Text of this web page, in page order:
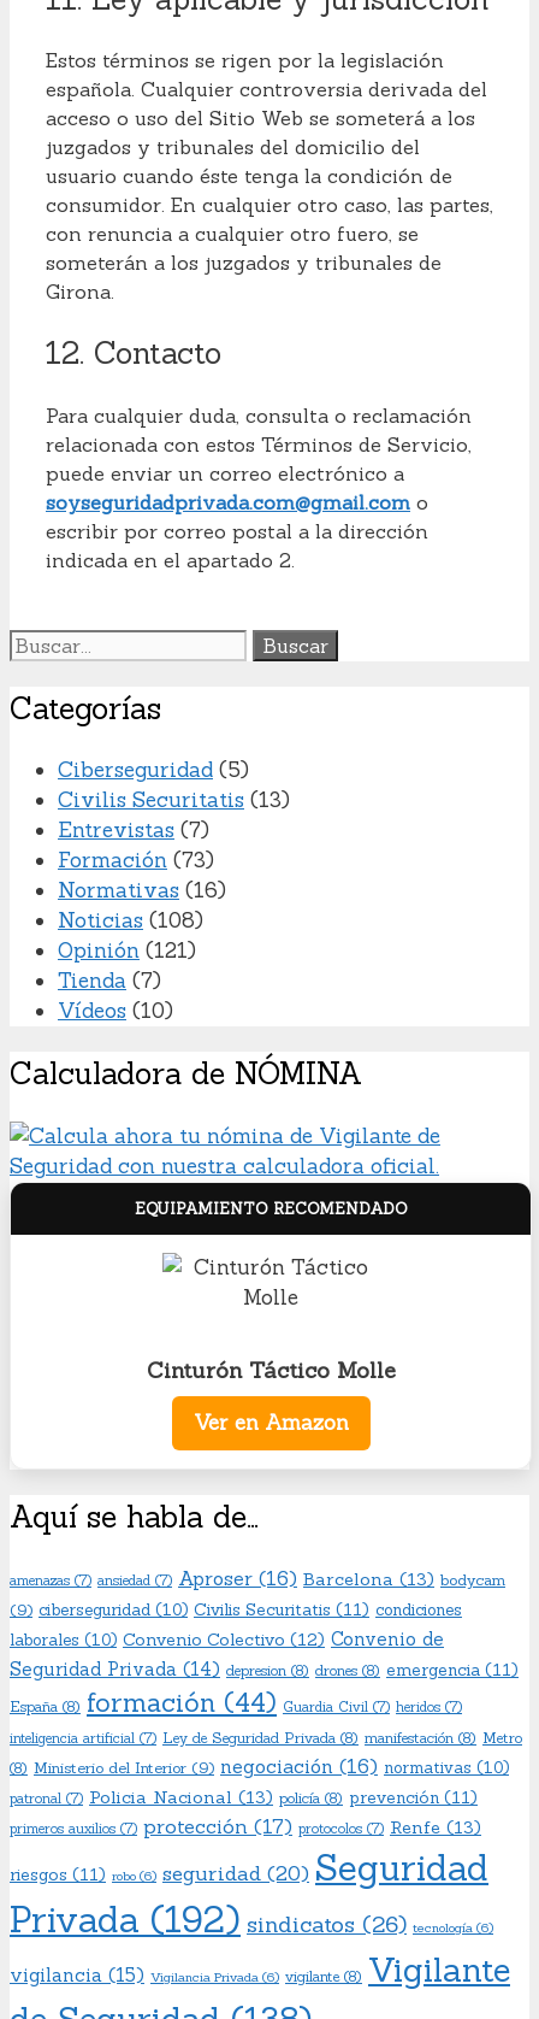
Estos términos se rigen por la legislación
española. Cualquier controversia derivada del
acceso o uso del Sitio Web se someterá a los
juzgados y tribunales del domicilio del
usuario cuando éste tenga la condición de
consumidor. En cualquier otro caso, las partes,
con renuncia a cualquier otro fuero, se
someterán a los juzgados y tribunales de
Girona.
12. Contacto
Para cualquier duda, consulta o reclamación
relacionada con estos Términos de Servicio,
puede enviar un correo electrónico a
soyseguridadprivada.com@gmail.com o
escribir por correo postal a la dirección
indicada en el apartado 2.
Buscar:
Categorías
Ciberseguridad (5)
Civilis Securitatis (13)
Entrevistas (7)
Formación (73)
Normativas (16)
Noticias (108)
Opinión (121)
Tienda (7)
Vídeos (10)
Calculadora de NÓMINA
EQUIPAMIENTO RECOMENDADO
Cinturón Táctico Molle
Ver en Amazon
Aquí se habla de…
amenazas (7) ansiedad (7) Aproser (16) Barcelona (13) bodycam
(9) ciberseguridad (10) Civilis Securitatis (11) condiciones
laborales (10) Convenio Colectivo (12) Convenio de
Seguridad Privada (14) depresion (8) drones (8) emergencia (11)
España (8) formación (44) Guardia Civil (7) heridos (7)
inteligencia artificial (7) Ley de Seguridad Privada (8) manifestación (8) Metro
(8) Ministerio del Interior (9) negociación (16) normativas (10)
patronal (7) Policia Nacional (13) policía (8) prevención (11)
primeros auxilios (7) protección (17) protocolos (7) Renfe (13)
riesgos (11) robo (6) seguridad (20) Seguridad
Privada (192) sindicatos (26) tecnología (6)
vigilancia (15) Vigilancia Privada (6) vigilante(8) Vigilante